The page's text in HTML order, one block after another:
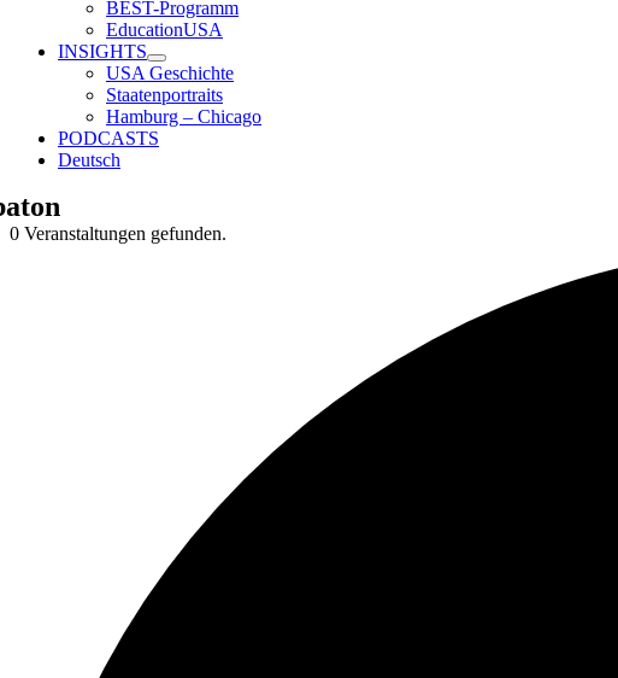
BEST-Programm
EducationUSA
INSIGHTS
USA Geschichte
Staatenportraits
Hamburg – Chicago
PODCASTS
Deutsch
0 Veranstaltungen gefunden.